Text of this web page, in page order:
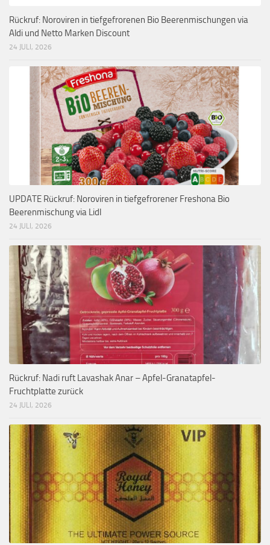
Rückruf: Noroviren in tiefgefrorenen Bio Beerenmischungen via
Aldi und Netto Marken Discount
24 JULI, 2026
UPDATE Rückruf: Noroviren in tiefgefrorener Freshona Bio
Beerenmischung via Lidl
24 JULI, 2026
Rückruf: Nadi ruft Lavashak Anar – Apfel-Granatapfel-
Fruchtplatte zurück
24 JULI, 2026